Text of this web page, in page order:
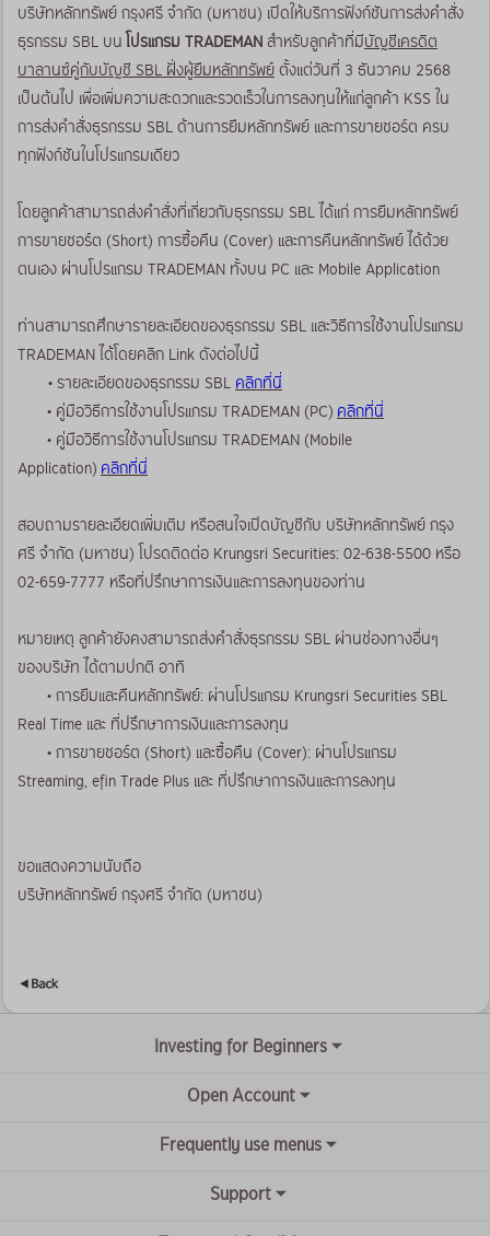
บริษัทหลักทรัพย์ กรุงศรี จำกัด (มหาชน) เปิดให้บริการฟังก์ชันการส่งคำสั่ง
ธุรกรรม SBL บนโปรแกรม TRADEMANสำหรับลูกค้าที่มีบัญชีเครดิต
บาลานซ์คู่กับบัญชี SBL ฝั่งผู้ยืมหลักทรัพย์ตั้งแต่วันที่ 3 ธันวาคม 2568
เป็นต้นไป เพื่อเพิ่มความสะดวกและรวดเร็วในการลงทุนให้แก่ลูกค้า KSS ใน
การส่งคำสั่งธุรกรรม SBL ด้านการยืมหลักทรัพย์ และการขายชอร์ต ครบ
ทุกฟังก์ชันในโปรแกรมเดียว
โดยลูกค้าสามารถส่งคำสั่งที่เกี่ยวกับธุรกรรม SBL ได้แก่ การยืมหลักทรัพย์
การขายชอร์ต (Short) การซื้อคืน (Cover) และการคืนหลักทรัพย์ ได้ด้วย
ตนเอง ผ่านโปรแกรม TRADEMAN ทั้งบน PC และ Mobile Application
ท่านสามารถศึกษารายละเอียดของธุรกรรม SBL และวิธีการใช้งานโปรแกรม
TRADEMAN ได้โดยคลิก Link ดังต่อไปนี้
• รายละเอียดของธุรกรรม SBLคลิกที่นี่
• คู่มือวิธีการใช้งานโปรแกรม TRADEMAN (PC)คลิกที่นี่
• คู่มือวิธีการใช้งานโปรแกรม TRADEMAN (Mobile
Application)คลิกที่นี่
สอบถามรายละเอียดเพิ่มเติม หรือสนใจเปิดบัญชีกับ บริษัทหลักทรัพย์ กรุง
ศรี จำกัด (มหาชน) โปรดติดต่อ Krungsri Securities: 02-638-5500 หรือ
02-659-7777 หรือที่ปรึกษาการเงินและการลงทุนของท่าน
หมายเหตุ ลูกค้ายังคงสามารถส่งคำสั่งธุรกรรม SBL ผ่านช่องทางอื่นๆ
ของบริษัท ได้ตามปกติ อาทิ
• การยืมและคืนหลักทรัพย์: ผ่านโปรแกรม Krungsri Securities SBL
Real Time และ ที่ปรึกษาการเงินและการลงทุน
• การขายชอร์ต (Short) และซื้อคืน (Cover): ผ่านโปรแกรม
Streaming, efin Trade Plus และ ที่ปรึกษาการเงินและการลงทุน
ขอแสดงความนับถือ
บริษัทหลักทรัพย์ กรุงศรี จำกัด (มหาชน)
Investing for Beginners
Open Account
Frequently use menus
Support